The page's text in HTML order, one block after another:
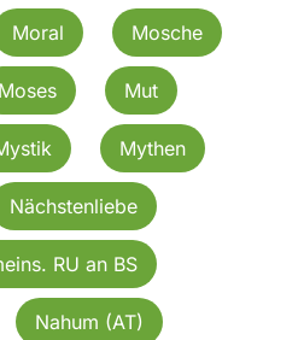
Moral Mosche
Moses Mut
Mythen
Nächstenliebe
RU an BS
Nahum (AT)